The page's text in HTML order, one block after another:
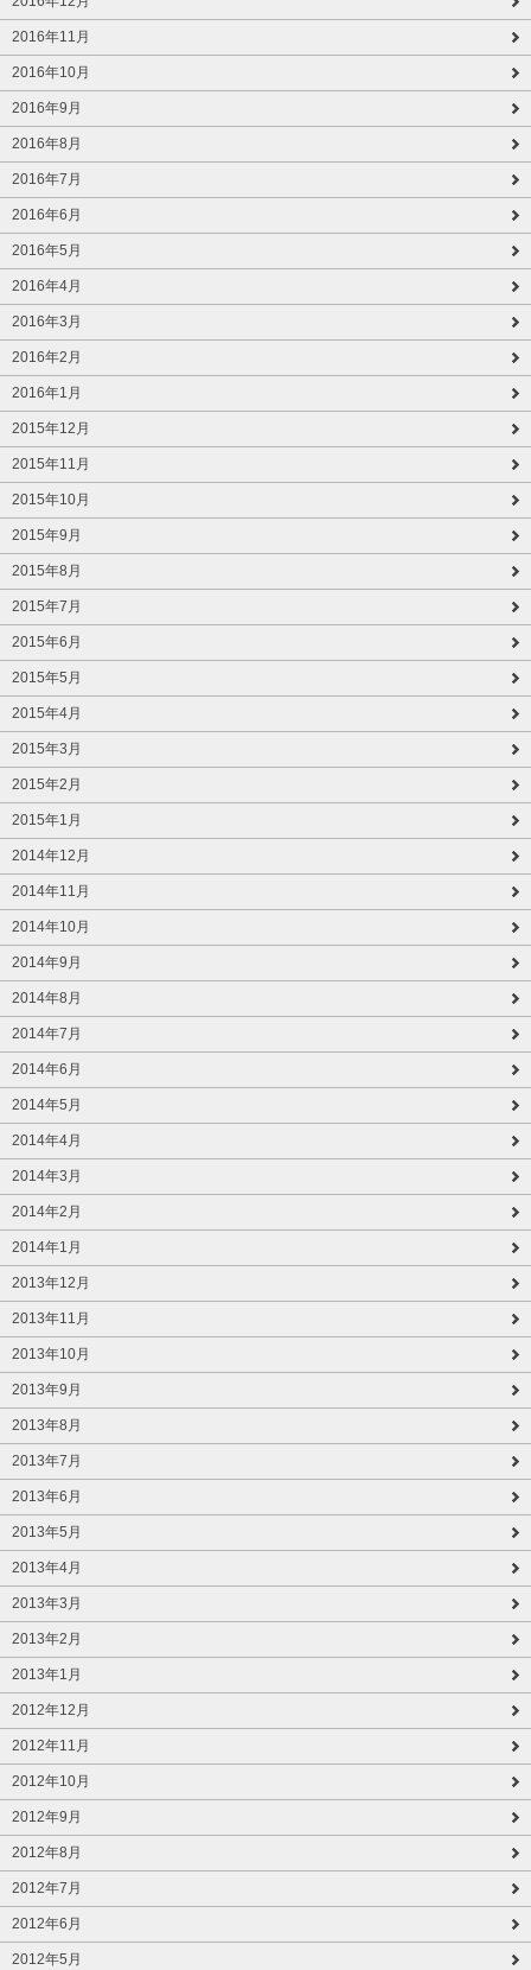
2016年11月
2016年10月
2016年9月
2016年8月
2016年7月
2016年6月
2016年5月
2016年4月
2016年3月
2016年2月
2016年1月
2015年12月
2015年11月
2015年10月
2015年9月
2015年8月
2015年7月
2015年6月
2015年5月
2015年4月
2015年3月
2015年2月
2015年1月
2014年12月
2014年11月
2014年10月
2014年9月
2014年8月
2014年7月
2014年6月
2014年5月
2014年4月
2014年3月
2014年2月
2014年1月
2013年12月
2013年11月
2013年10月
2013年9月
2013年8月
2013年7月
2013年6月
2013年5月
2013年4月
2013年3月
2013年2月
2013年1月
2012年12月
2012年11月
2012年10月
2012年9月
2012年8月
2012年7月
2012年6月
2012年5月